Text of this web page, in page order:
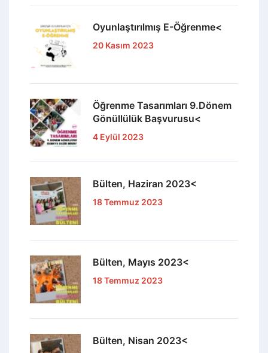
Oyunlaştırılmış E-Öğrenme<
20 Kasım 2023
Öğrenme Tasarımları 9.Dönem
Gönüllülük Başvurusu<
4 Eylül 2023
Bülten, Haziran 2023<
18 Temmuz 2023
Bülten, Mayıs 2023<
18 Temmuz 2023
Bülten, Nisan 2023<